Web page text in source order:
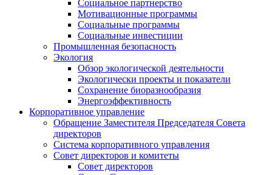
Социальное партнерство
Мотивационные программы
Социальные программы
Социальные инвестиции
Промышленная безопасность
Экология
Обзор экологической деятельности
Экологически проекты и показатели
Сохранение биоразнообразия
Энергоэффективность
Корпоративное управление
Обращение Заместителя Председателя Совета
директоров
Система корпоративного управления
Совет директоров и комитеты
Совет директоров